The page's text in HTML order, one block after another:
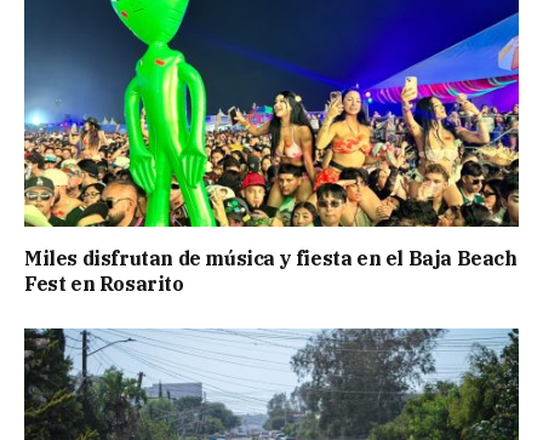
Miles disfrutan de música y fiesta en el Baja Beach
Fest en Rosarito